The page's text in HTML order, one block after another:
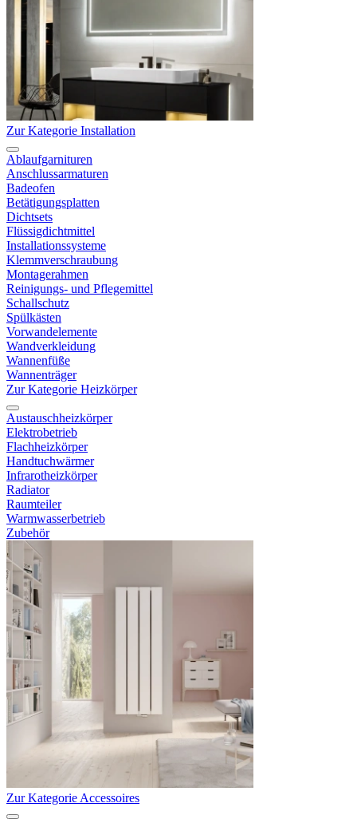
Zur Kategorie Installation
Ablaufgarnituren
Anschlussarmaturen
Badeofen
Betätigungsplatten
Dichtsets
Flüssigdichtmittel
Installationssysteme
Klemmverschraubung
Montagerahmen
Reinigungs- und Pflegemittel
Schallschutz
Spülkästen
Vorwandelemente
Wandverkleidung
Wannenfüße
Wannenträger
Zur Kategorie Heizkörper
Austauschheizkörper
Elektrobetrieb
Flachheizkörper
Handtuchwärmer
Infrarotheizkörper
Radiator
Raumteiler
Warmwasserbetrieb
Zubehör
Zur Kategorie Accessoires